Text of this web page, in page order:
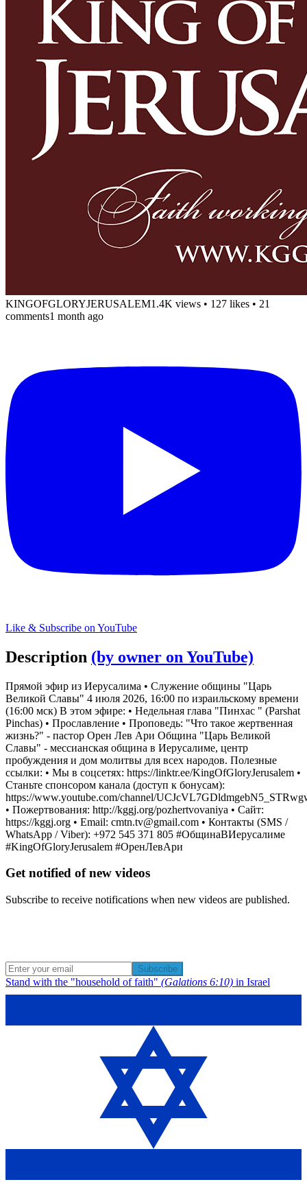
KINGOFGLORYJERUSALEM1.4K views • 127 likes • 21
comments1 month ago
Like & Subscribe on YouTube
Description (by owner on YouTube)
Прямой эфир из Иерусалима • Служение общины "Царь
Великой Славы" 4 июля 2026, 16:00 по израильскому времени
(16:00 мск) В этом эфире: • Недельная глава "Пинхас " (Parshat
Pinchas) • Прославление • Проповедь: "Что такое жертвенная
жизнь?" - пастор Орен Лев Ари Община "Царь Великой
Славы" - мессианская община в Иерусалиме, центр
пробуждения и дом молитвы для всех народов. Полезные
ссылки: • Мы в соцсетях: https://linktr.ee/KingOfGloryJerusalem •
Станьте спонсором канала (доступ к бонусам):
https://www.youtube.com/channel/
• Пожертвования: http://kggj.org/pozhertvovaniya • Сайт:
https://kggj.org • Email: cmtn.tv@gmail.com • Контакты (SMS /
WhatsApp / Viber): +972 545 371 805 #ОбщинаВИерусалиме
#KingOfGloryJerusalem #ОренЛевАри
Get notified of new videos
Subscribe to receive notifications when new videos are published.
Subscribe
Stand with the "household of faith" (Galations 6:10) in Israel